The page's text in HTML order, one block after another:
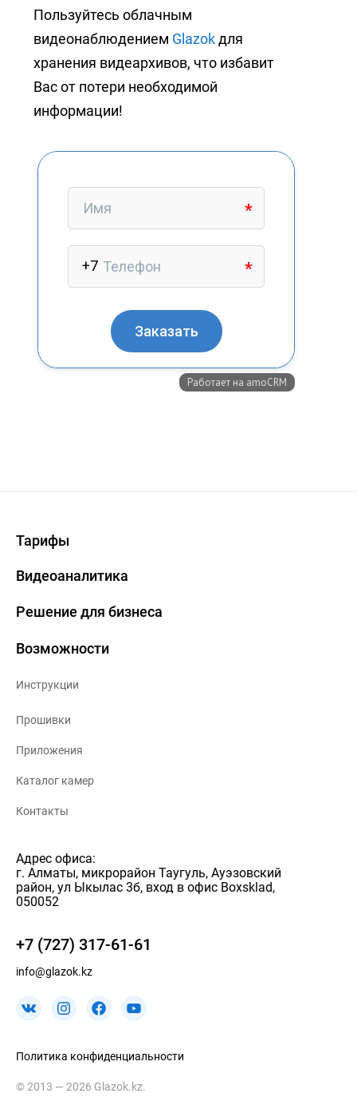
Пользуйтесь облачным
видеонаблюдением Glazokдля
хранения видеархивов, что избавит
Вас от потери необходимой
информации!
Тарифы
Видеоаналитика
Решение для бизнеса
Возможности
Инструкции
Прошивки
Приложения
Каталог камер
Контакты
Адрес офиса:
г. Алматы, микрорайон Таугуль, Ауэзовский
район, ул Ыкылас 3б, вход в офис Boxsklad,
050052
+7 (727) 317-61-61
info@glazok.kz
© 2013 — 2026 Glazok.kz.
Политика конфиденциальности